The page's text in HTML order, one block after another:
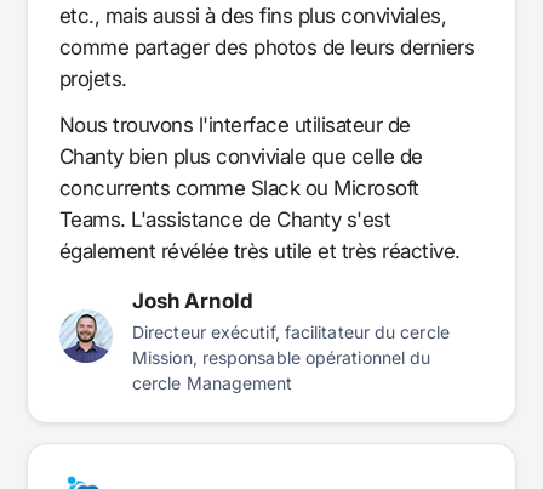
etc., mais aussi à des fins plus conviviales,
comme partager des photos de leurs derniers
projets.
Nous trouvons l'interface utilisateur de
Chanty bien plus conviviale que celle de
concurrents comme Slack ou Microsoft
Teams. L'assistance de Chanty s'est
également révélée très utile et très réactive.
Josh Arnold
Directeur exécutif, facilitateur du cercle
Mission, responsable opérationnel du
cercle Management